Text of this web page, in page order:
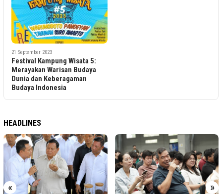
21 September 2023
Festival Kampung Wisata 5:
Merayakan Warisan Budaya
Dunia dan Keberagaman
Budaya Indonesia
HEADLINES
« »